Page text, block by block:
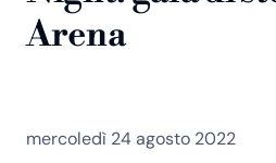
Arena
mercoledì 24 agosto 2022